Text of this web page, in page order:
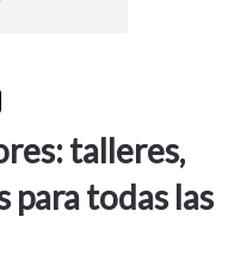
talleres,
para todas las